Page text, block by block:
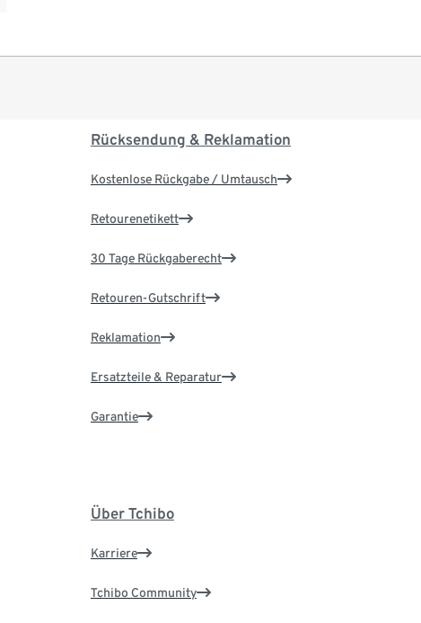
Rücksendung & Reklamation
Kostenlose Rückgabe / Umtausch
Retourenetikett
30 Tage Rückgaberecht
Retouren-Gutschrift
Reklamation
Ersatzteile & Reparatur
Garantie
Über Tchibo
Karriere
Tchibo Community